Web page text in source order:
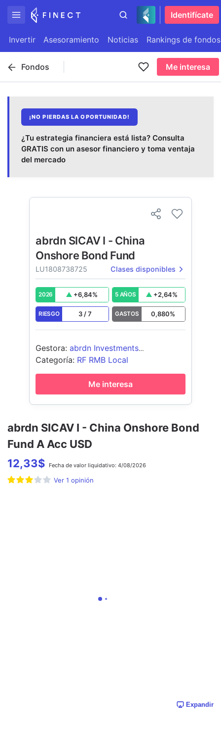
Identifícate
Invertir Asesoramiento Noticias Rankings de fondos
Fondos Me interesa
¡NO PIERDAS LA OPORTUNIDAD!
¿Tu estrategia financiera está lista? Consulta
GRATIS con un asesor financiero y toma ventaja
del mercado
abrdn SICAV I - China Onshore Bond
Fund A Acc USD
12,33$ Fecha de valor liquidativo: 4/08/2026
Ver 1 opinión
Expandir
abrdn SICAV I - China
Onshore Bond Fund
LU1808738725 Clases disponibles
2026 +6,84% 5 AÑOS +2,64%
RIESGO 3 /7 GASTOS 0,880%
Gestora: abrdn Investments
Luxembourg S.A.
Categoría: RF RMB Local
Me interesa